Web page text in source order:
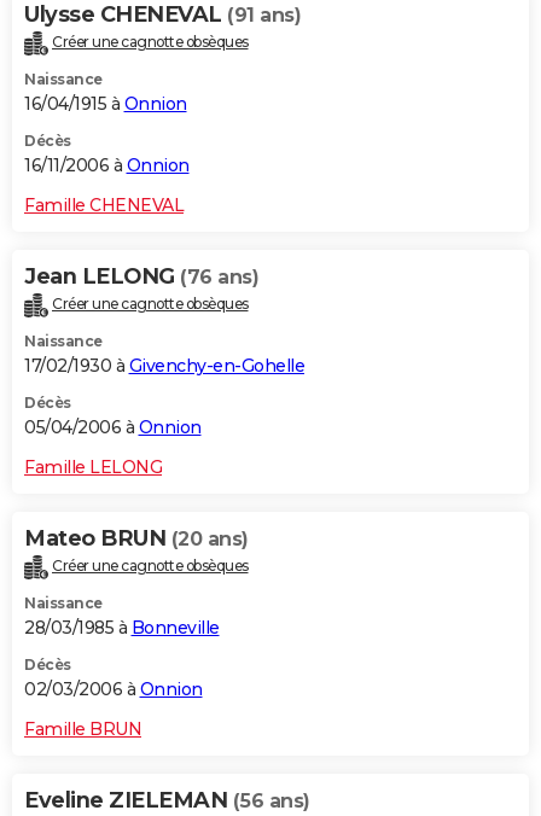
Ulysse CHENEVAL (91 ans)
Créer une cagnotte obsèques
Naissance
16/04/1915 à Onnion
Décès
16/11/2006 à Onnion
Famille CHENEVAL
Jean LELONG (76 ans)
Créer une cagnotte obsèques
Naissance
17/02/1930 à Givenchy-en-Gohelle
Décès
05/04/2006 à Onnion
Famille LELONG
Mateo BRUN (20 ans)
Créer une cagnotte obsèques
Naissance
28/03/1985 à Bonneville
Décès
02/03/2006 à Onnion
Famille BRUN
Eveline ZIELEMAN (56 ans)